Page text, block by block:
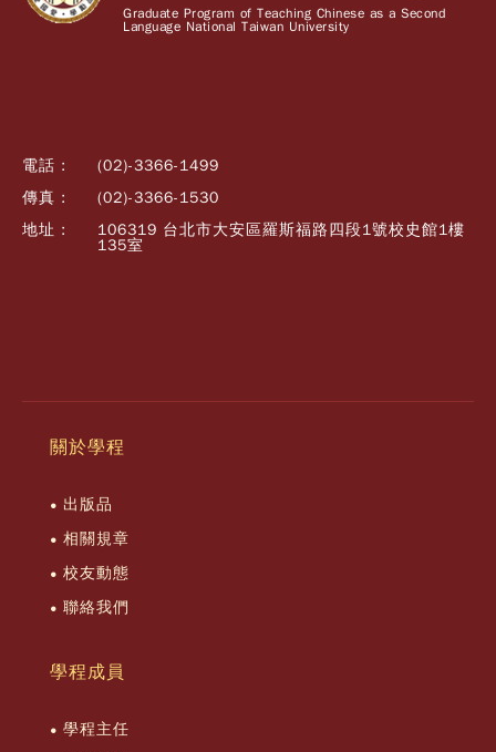
Graduate Program of Teaching Chinese as a Second
Language National Taiwan University
電話 :
(02)-3366-1499
傳真 :
(02)-3366-1530
地址 :
106319 台北市大安區羅斯福路四段1號校史館1樓
135室
關於學程
出版品
相關規章
校友動態
聯絡我們
學程成員
學程主任